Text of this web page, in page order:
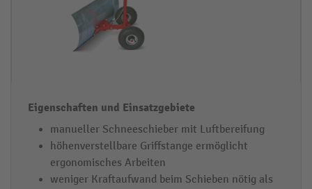
manueller Schneeschieber mit Luftbereifung
höhenverstellbare Griffstange ermöglicht
ergonomisches Arbeiten
weniger Kraftaufwand beim Schieben nötig als